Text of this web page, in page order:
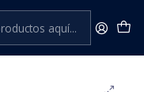
AC/DC
SOCKS